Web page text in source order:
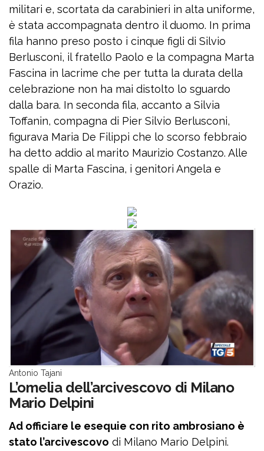
militari e, scortata da carabinieri in alta uniforme,
è stata accompagnata dentro il duomo. In prima
fila hanno preso posto i cinque figli di Silvio
Berlusconi, il fratello Paolo e la compagna Marta
Fascina in lacrime che per tutta la durata della
celebrazione non ha mai distolto lo sguardo
dalla bara. In seconda fila, accanto a Silvia
Toffanin, compagna di Pier Silvio Berlusconi,
figurava Maria De Filippi che lo scorso febbraio
ha detto addio al marito Maurizio Costanzo. Alle
spalle di Marta Fascina, i genitori Angela e
Orazio.
Antonio Tajani
L’omelia dell’arcivescovo di Milano
Mario Delpini
Ad officiare le esequie con rito ambrosiano è
stato l’arcivescovo di Milano Mario Delpini.